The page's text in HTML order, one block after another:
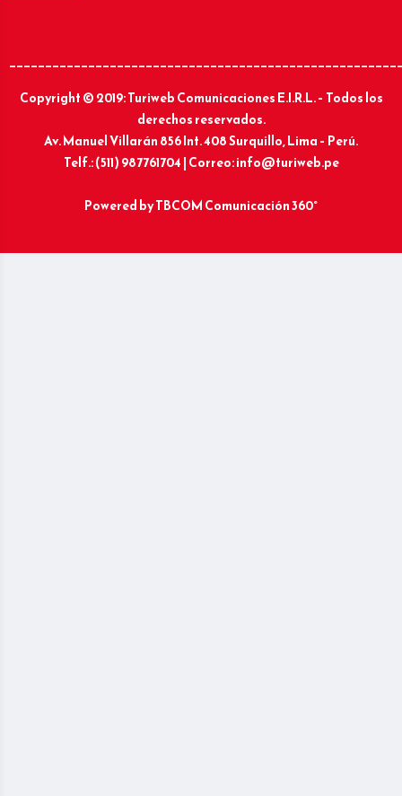
Copyright © 2019: Turiweb Comunicaciones E.I.R.L. – Todos los
derechos reservados.
Av. Manuel Villarán 856 Int. 408 Surquillo, Lima – Perú.
Telf.: (511) 987761704 | Correo: info@turiweb.pe
Powered byTBCOM Comunicación 360°